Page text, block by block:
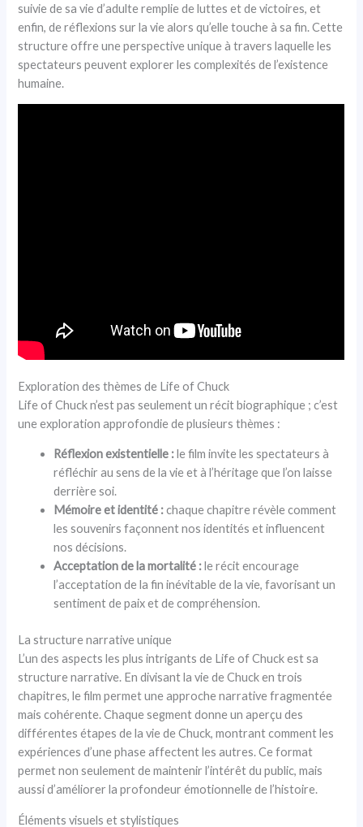
suivie de sa vie d’adulte remplie de luttes et de victoires, et
enfin, de réflexions sur la vie alors qu’elle touche à sa fin. Cette
structure offre une perspective unique à travers laquelle les
spectateurs peuvent explorer les complexités de l’existence
humaine.
Exploration des thèmes de Life of Chuck
Life of Chuck n’est pas seulement un récit biographique ; c’est
une exploration approfondie de plusieurs thèmes :
Réflexion existentielle : le film invite les spectateurs à
réfléchir au sens de la vie et à l’héritage que l’on laisse
derrière soi.
Mémoire et identité :chaque chapitre révèle comment
les souvenirs façonnent nos identités et influencent
nos décisions.
Acceptation de la mortalité : le récit encourage
l’acceptation de la fin inévitable de la vie, favorisant un
sentiment de paix et de compréhension.
La structure narrative unique
L’un des aspects les plus intrigants de Life of Chuck est sa
structure narrative. En divisant la vie de Chuck en trois
chapitres, le film permet une approche narrative fragmentée
mais cohérente. Chaque segment donne un aperçu des
différentes étapes de la vie de Chuck, montrant comment les
expériences d’une phase affectent les autres. Ce format
permet non seulement de maintenir l’intérêt du public, mais
aussi d’améliorer la profondeur émotionnelle de l’histoire.
Éléments visuels et stylistiques